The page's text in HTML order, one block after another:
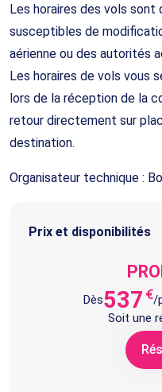
Les horaires des vols
susceptibles de
aérienne ou des autorités
Les horaires de vols vous
lors de la réception de la
retour directement sur
destination.
Organisateur technique :
Prix et disponibilités
Dès537 €/
Soit une